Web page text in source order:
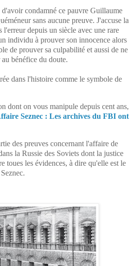
condamné ce pauvre Guillaume
sans aucune preuve. J'accuse la
l'erreur depuis un siècle avec une rare
individu à prouver son innocence alors
de prouver sa culpabilité et aussi de ne
bénéfice du doute.
dans l'histoire comme le symbole de
dont on vous manipule depuis cent ans,
Seznec : Les archives du FBI ont
des preuves concernant l'affaire de
la Russie des Soviets dont la justice
toues les évidences, à dire qu'elle est le